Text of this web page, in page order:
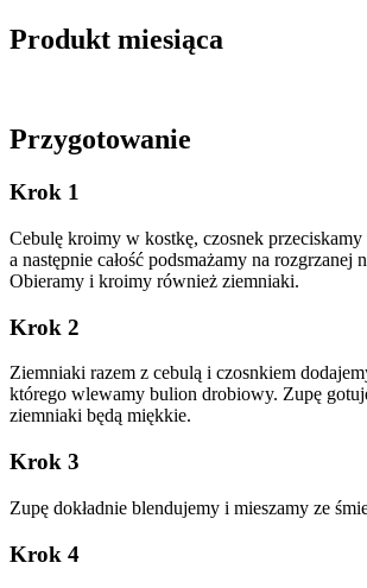
Produkt miesiąca
Przygotowanie
Krok 1
Cebulę kroimy w kostkę, czosnek przeciskamy
a następnie całość podsmażamy na rozgrzanej
Obieramy i kroimy również ziemniaki.
Krok 2
Ziemniaki razem z cebulą i czosnkiem
którego wlewamy bulion drobiowy. Zupę
ziemniaki będą miękkie.
Krok 3
Zupę dokładnie blendujemy i mieszamy ze
Krok 4